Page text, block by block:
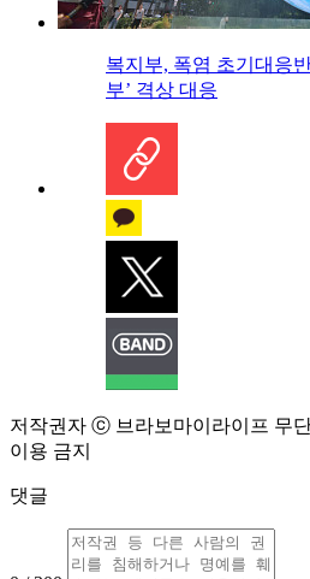
복지부, 폭염 초기대응
부’ 격상 대응
저작권자 ⓒ 브라보마이라이프 무
이용 금지
댓글